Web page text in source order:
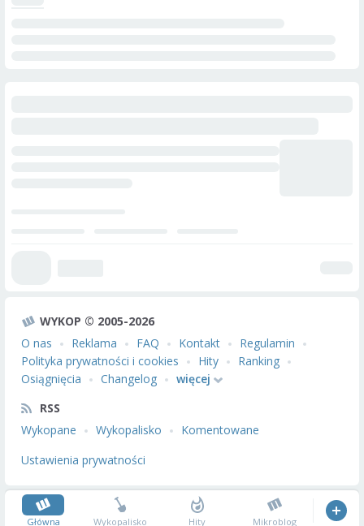
WYKOP © 2005-2026
O nas
Reklama FAQ Kontakt
Regulamin
Polityka prywatności i cookies
Hity
Ranking
Osiągnięcia
Changelog
więcej
RSS
Wykopane
Wykopalisko
Komentowane
Ustawienia prywatności
Główna Wykopalisko Hity Mikroblog